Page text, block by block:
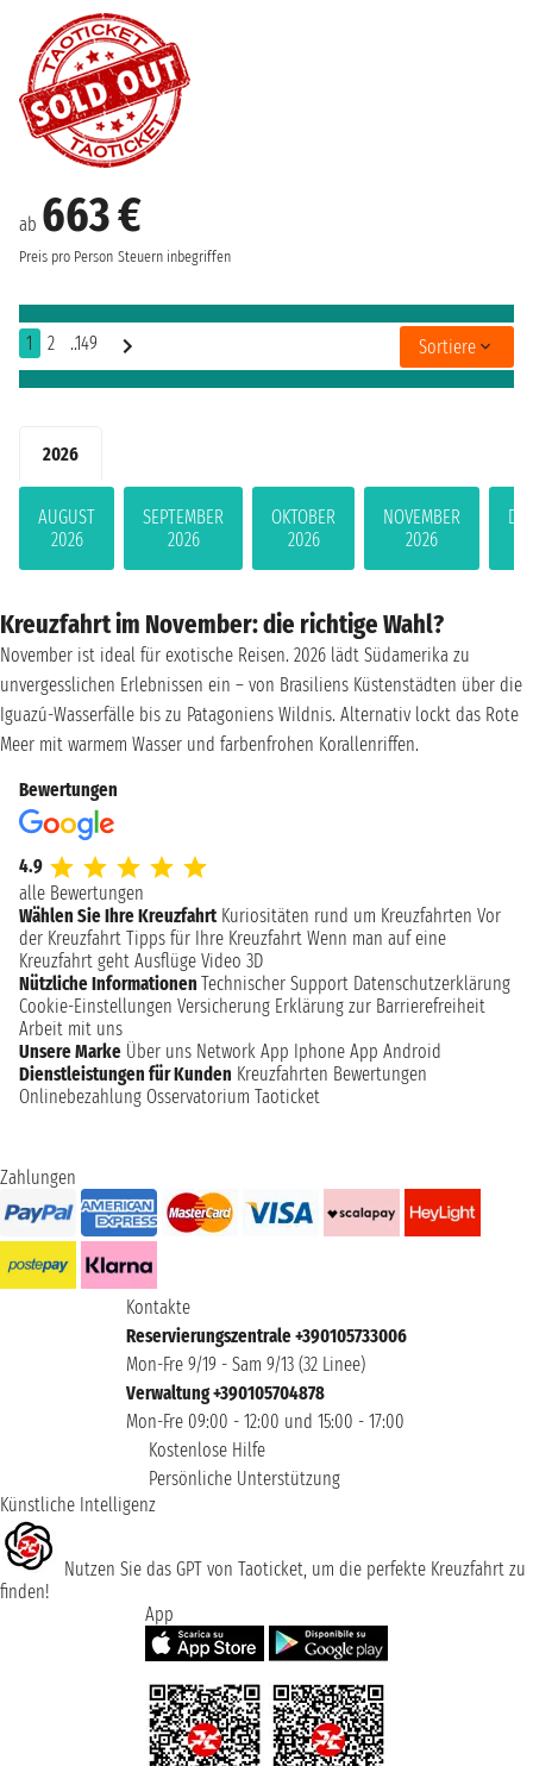
2026
AUGUST
2026
SEPTEMBER
2026
OKTOBER
2026
NOVEMBER
2026
Kreuzfahrt im November: die richtige Wahl?
November ist ideal für exotische Reisen. 2026 lädt Südamerika zu
unvergesslichen Erlebnissen ein – von Brasiliens Küstenstädten über die
Iguazú-Wasserfälle bis zu Patagoniens Wildnis. Alternativ lockt das Rote
Meer mit warmem Wasser und farbenfrohen Korallenriffen.
ab 663 €
Preis pro Person Steuern inbegriffen
1 2 ..149 Sortiere
Bewertungen
4.9
alle Bewertungen
Wählen Sie Ihre Kreuzfahrt Kuriositäten rund um Kreuzfahrten Vor
der Kreuzfahrt Tipps für Ihre Kreuzfahrt Wenn man auf eine
Kreuzfahrt geht Ausflüge Video 3D
Nützliche Informationen Technischer Support Datenschutzerklärung
Cookie-Einstellungen Versicherung Erklärung zur Barrierefreiheit
Arbeit mit uns
Unsere Marke Über uns Network App Iphone App Android
Dienstleistungen für Kunden Kreuzfahrten Bewertungen
Onlinebezahlung Osservatorium Taoticket
Zahlungen
Kontakte
Reservierungszentrale +390105733006
Mon-Fre 9/19 - Sam 9/13 (32 Linee)
Verwaltung +390105704878
Mon-Fre 09:00 - 12:00 und 15:00 - 17:00
Kostenlose Hilfe
Persönliche Unterstützung
Künstliche Intelligenz
Nutzen Sie das GPT von Taoticket, um die perfekte Kreuzfahrt zu
finden!
App